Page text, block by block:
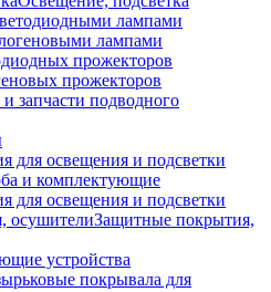
лампами
лампами
прожекторов
прожекторов
запчасти подводного
для освещения и подсветки
и комплектующие
для освещения и подсветки
Защитные покрытия,
устройства
покрывала для